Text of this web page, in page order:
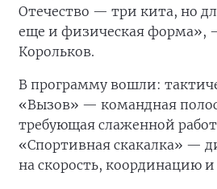
Отечество — три кита, но
еще и физическая форма»,
Корольков.
В программу вошли:
«Вызов» — командная
требующая слаженной
«Спортивная скакалка» —
на скорость, координацию